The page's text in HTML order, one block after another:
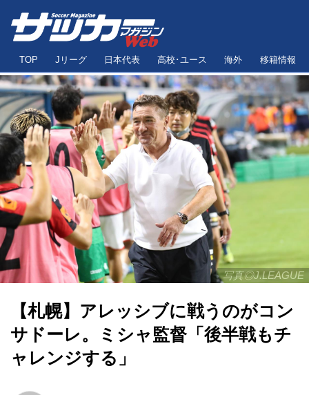
TOP Jリーグ 日本代表 高校･ユース 海外 移籍情報
写真◎J.LEAGUE
【札幌】アレッシブに戦うのがコン
サドーレ。ミシャ監督「後半戦もチ
ャレンジする」